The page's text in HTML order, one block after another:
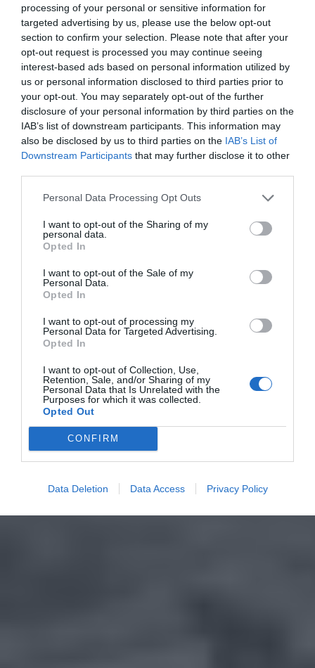
processing of your personal or sensitive information for
targeted advertising by us, please use the below opt-out
section to confirm your selection. Please note that after your
opt-out request is processed you may continue seeing
interest-based ads based on personal information utilized by
us or personal information disclosed to third parties prior to
your opt-out. You may separately opt-out of the further
disclosure of your personal information by third parties on the
IAB’s list of downstream participants. This information may
also be disclosed by us to third parties on the IAB’s List of
Downstream Participants that may further disclose it to other
Personal Data Processing Opt Outs
I want to opt-out of the Sharing of my
personal data.
Opted In
I want to opt-out of the Sale of my
Personal Data.
Opted In
I want to opt-out of processing my
Personal Data for Targeted Advertising.
Opted In
I want to opt-out of Collection, Use,
Retention, Sale, and/or Sharing of my
Personal Data that Is Unrelated with the
Purposes for which it was collected.
Opted Out
CONFIRM
Data Deletion Data Access Privacy Policy